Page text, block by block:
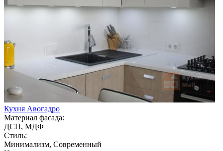
Кухня Авогадро
Материал фасада:
ДСП, МДФ
Стиль:
Минимализм, Современный